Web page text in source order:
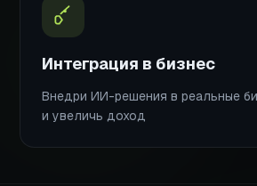
Интеграция в бизнес
Внедри ИИ-решения в реальные
и увеличь доход